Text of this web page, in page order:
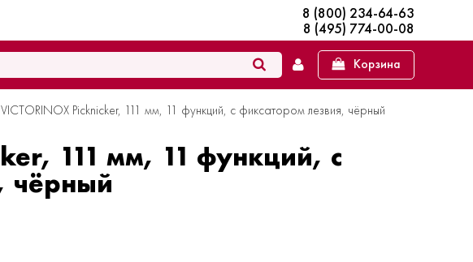
8 (800) 234-64-63
8 (495) 774-00-08
Корзина
Picknicker, 111 мм, 11 функций, с фиксатором лезвия, чёрный
111 мм, 11 функций, с
чёрный